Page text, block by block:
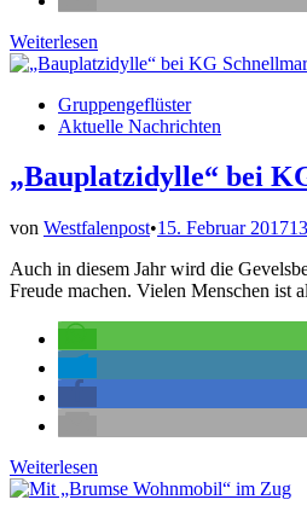
Fahnenverkauf
bringt
Euro
Kirmesgruppen
Weiterlesen
Veröffentlicht
Gruppengeflüster
Aktuelle Nachrichten
„Bauplatzidylle“ bei
von Westfalenpost•15. Februar 2017
Auch in diesem Jahr wird die
Freude machen. Vielen Menschen ist
„Bauplatzidylle“
bei
Weiterlesen